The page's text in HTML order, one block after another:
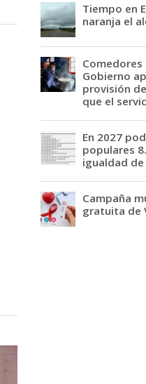
Tiempo en
naranja el
Comedores
Gobierno
provisión
que el
En 2027
populares
igualdad
Campaña
gratuita de